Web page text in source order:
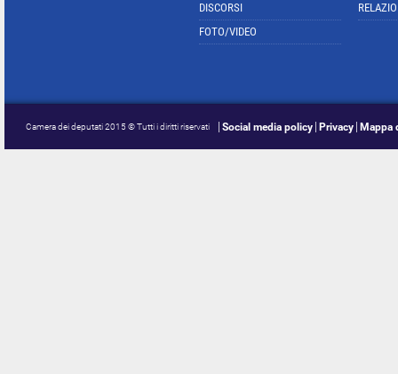
DISCORSI
FOTO/VIDEO
Camera dei deputati 2015 © Tutti i diritti riservati Social media policy Privacy Mappa